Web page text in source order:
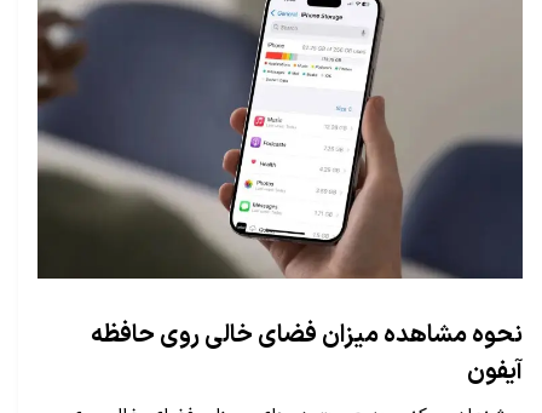
نحوه مشاهده میزان فضای خالی روی حافظه
آیفون